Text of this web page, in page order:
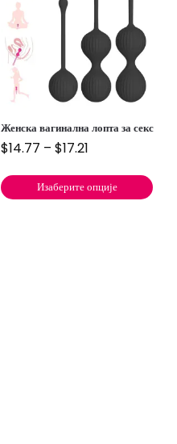
Женска вагинална лопта за секс
$14.77 – $17.21
Изаберите опције